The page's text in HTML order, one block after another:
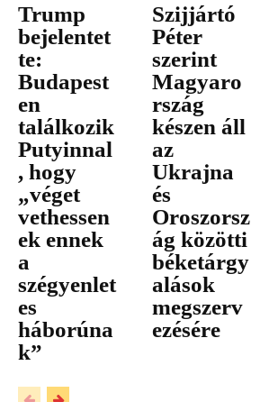
Trump
bejelentet
te:
Budapest
en
találkozik
Putyinnal
, hogy
„véget
vethessen
ek ennek
a
szégyenlet
es
háborúna
k”
Szijjártó
Péter
szerint
Magyaro
rszág
készen áll
az
Ukrajna
és
Oroszorsz
ág közötti
béketárgy
alások
megszerv
ezésére